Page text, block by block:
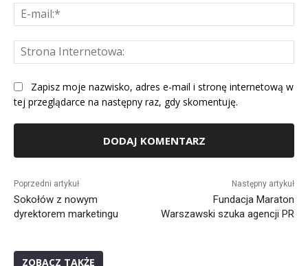
Zapisz moje nazwisko, adres e-mail i stronę internetową w
tej przeglądarce na następny raz, gdy skomentuję.
Poprzedni artykuł
Sokołów z nowym
dyrektorem marketingu
Następny artykuł
Fundacja Maraton
Warszawski szuka agencji PR
ZOBACZ TAKŻE